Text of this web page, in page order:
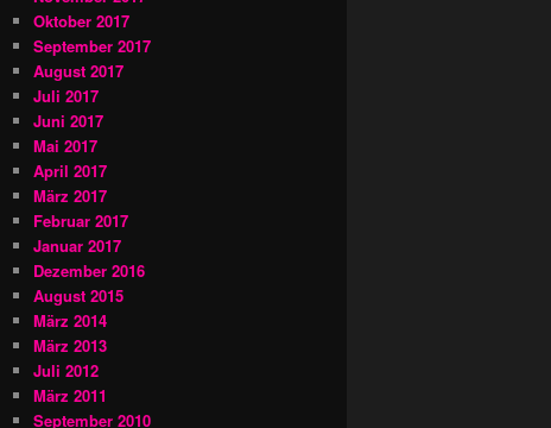
Oktober 2017
September 2017
August 2017
Juli 2017
Juni 2017
Mai 2017
April 2017
März 2017
Februar 2017
Januar 2017
Dezember 2016
August 2015
März 2014
März 2013
Juli 2012
März 2011
September 2010